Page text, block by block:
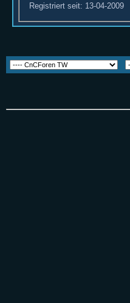
Registriert seit: 13-04-2009